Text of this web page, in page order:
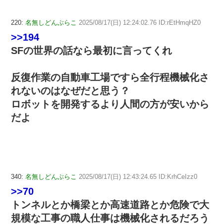
220: 名無しどんぶらこ 2025/08/17(日) 12:24:02.76 ID:rEtHmqHZ0
>>194
SFの世界の話なら最初に言ってくれ
反復作業の自動車工場ですら全行程機械化さ
れないのはなぜだと思う？
ロボットを開発するより人間の方が安いから
だよ
340: 名無しどんぶらこ 2025/08/17(日) 12:43:24.65 ID:KrhCeIzz0
>>70
トンネルとか橋梁とか高速道路とか危険で大
規模な工事の職人仕事は機械化されるだろう